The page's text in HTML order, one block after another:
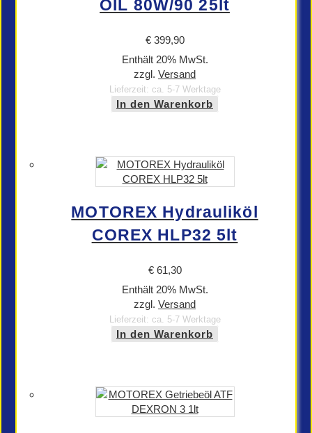
OIL 80W/90 25lt
€399,90
Enthält 20% MwSt.
zzgl. Versand
Lieferzeit: ca. 5-7 Werktage
In den Warenkorb
MOTOREX Hydrauliköl
COREX HLP32 5lt
€61,30
Enthält 20% MwSt.
zzgl. Versand
Lieferzeit: ca. 5-7 Werktage
In den Warenkorb